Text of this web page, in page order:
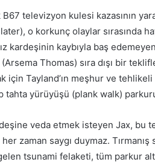
televizyon kulesi kazasının
o korkunç olaylar sırasında
kardeşinin kaybıyla baş
Thomas) sıra dışı bir
için Tayland’ın meşhur ve tehlikeli
yürüyüşü (plank walk)
veda etmek isteyen Jax, bu
zaman saygı duymaz.
tsunami felaketi, tüm parkur